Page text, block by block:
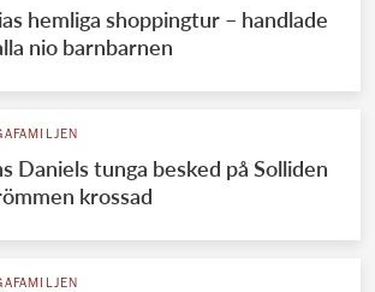
hemliga shoppingtur – handlade
nio barnbarnen
Daniels tunga besked på Solliden
krossad